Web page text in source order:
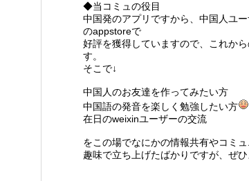
◆当コミュの役目
中国発のアプリですから、中国人ユ
のappstoreで
好評を獲得していますので、これか
す。
そこで↓
中国人のお友達を作ってみたい方
中国語の発音を楽しく勉強したい方
在日のweixinユーザーの交流
をこの場でなにかの情報共有やコミ
趣味で立ち上げたばかりですが、ぜひ